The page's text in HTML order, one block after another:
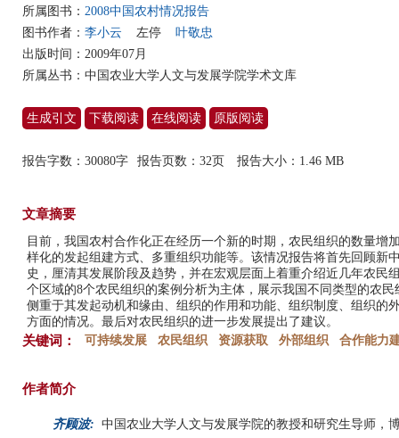
所属图书： 2008中国农村情况报告
图书作者： 李小云 左停
叶敬忠
出版时间：2009年07月
所属丛书： 中国农业大学人文与发展学院学术文库
生成引文 下载阅读 在线阅读 原版阅读
报告字数：30080字 报告页数：32页 报告大小： 1.46 MB
文章摘要
目前，我国农村合作化正在经历一个新的时期，农民组织的数量增
样化的发起组建方式、多重组织功能等。该情况报告将首先回顾新
史，厘清其发展阶段及趋势，并在宏观层面上着重介绍近几年农民
个区域的8个农民组织的案例分析为主体，展示我国不同类型的农
侧重于其发起动机和缘由、组织的作用和功能、组织制度、组织的
方面的情况。最后对农民组织的进一步发展提出了建议。
关键词： 可持续发展 农民组织 资源获取 外部组织 合作能力
作者简介
齐顾波: 中国农业大学人文与发展学院的教授和研究生导师，